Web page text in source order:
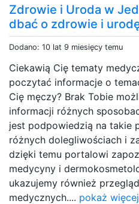
Zdrowie i Uroda w
dbać o zdrowie i
Dodano: 10 lat 9 miesięcy temu
Ciekawią Cię tematy
poczytać informacje o
Cię męczy? Brak Tobie
informacji różnych
jest podpowiedzią na takie
różnych dolegliwościach i
dzięki temu portalowi
medycyny i
ukazujemy również
medycznych.... pokaż